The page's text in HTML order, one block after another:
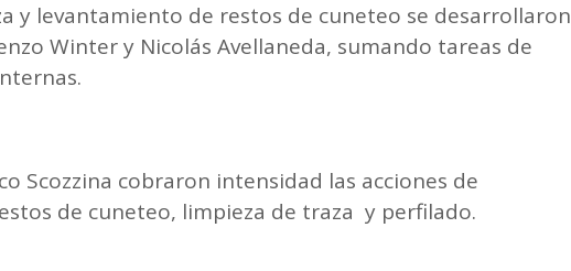
y levantamiento de restos de cuneteo se desarrollaron
Winter y Nicolás Avellaneda, sumando tareas de
Scozzina cobraron intensidad las acciones de
de cuneteo, limpieza de traza y perfilado.